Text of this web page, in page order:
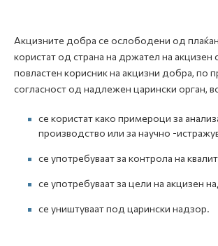
Е-Царина
Медиа центар
Акцизните добра се ослободени од
користат од страна на држател на акцизен
повластен корисник на акцизни добра, по
согласност од надлежен царински орган,
се користат како примероци за
производство или за научно -
се употребуваат за контрола на
се употребуваат за цели на акцизен
се уништуваат под царински надзор.